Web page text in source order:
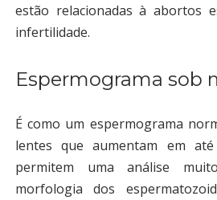
estão relacionadas à abortos
infertilidade.
Espermograma sob
É como um espermograma
lentes que aumentam em
permitem uma análise
morfologia dos